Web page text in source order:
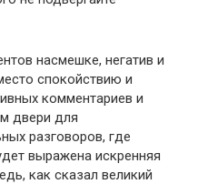
насмешке, негатив и
спокойствию и
комментариев и
двери для
разговоров, где
выражена искренняя
как сказал великий